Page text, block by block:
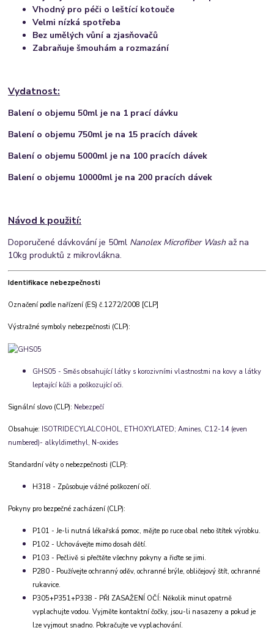
Vhodný pro péči o leštící kotouče
Velmi nízká spotřeba
Bez umělých vůní a zjasňovačů
Zabraňuje šmouhám a rozmazání
Vydatnost:
Balení o objemu 50ml je na 1 prací dávku
Balení o objemu 750ml je na 15 pracích dávek
Balení o objemu 5000ml je na 100 pracích dávek
Balení o objemu 10000ml je na 200 pracích dávek
Návod k použití:
Doporučené dávkování je 50ml Nanolex Microfiber Wash až na
10kg produktů z mikrovlákna.
Identifikace nebezpečnosti
Označení podle nařízení (ES) č.1272/2008 [CLP]
Výstražné symboly nebezpečnosti (CLP):
GHS05 - Směs obsahující látky s korozivními vlastnostmi na kovy a látky
leptající kůži a poškozující oči.
Signální slovo (CLP): Nebezpečí
Obsahuje: ISOTRIDECYLALCOHOL, ETHOXYLATED; Amines, C12-14 (even
numbered)- alkyldimethyl, N-oxides
Standardní věty o nebezpečnosti (CLP):
H318 - Způsobuje vážné poškození očí.
Pokyny pro bezpečné zacházení (CLP):
P101 - Je-li nutná lékařská pomoc, mějte po ruce obal nebo štítek výrobku.
P102 - Uchovávejte mimo dosah dětí.
P103 - Pečlivě si přečtěte všechny pokyny a řiďte se jimi.
P280 - Používejte ochranný oděv, ochranné brýle, obličejový štít, ochranné
rukavice.
P305+P351+P338 - PŘI ZASAŽENÍ OČÍ: Několik minut opatrně
vyplachujte vodou. Vyjměte kontaktní čočky, jsou-li nasazeny a pokud je
lze vyjmout snadno. Pokračujte ve vyplachování.